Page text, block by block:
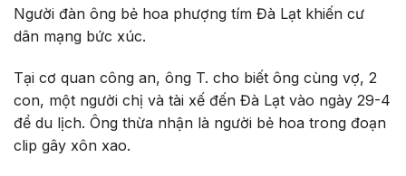
Người đàn ông bẻ hoa phượng tím Đà Lạt khiến cư
dân mạng bức xúc.
Tại cơ quan công an, ông T. cho biết ông cùng vợ, 2
con, một người chị và tài xế đến Đà Lạt vào ngày 29-4
để du lịch. Ông thừa nhận là người bẻ hoa trong đoạn
clip gây xôn xao.